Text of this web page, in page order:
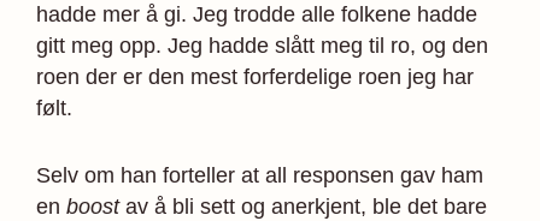
hadde mer å gi. Jeg trodde alle folkene hadde
gitt meg opp. Jeg hadde slått meg til ro, og den
roen der er den mest forferdelige roen jeg har
følt.
Selv om han forteller at all responsen gav ham
en boostav å bli sett og anerkjent, ble det bare